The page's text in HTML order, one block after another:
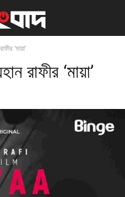
‘মায়া’
রাফীর ‘মায়া’